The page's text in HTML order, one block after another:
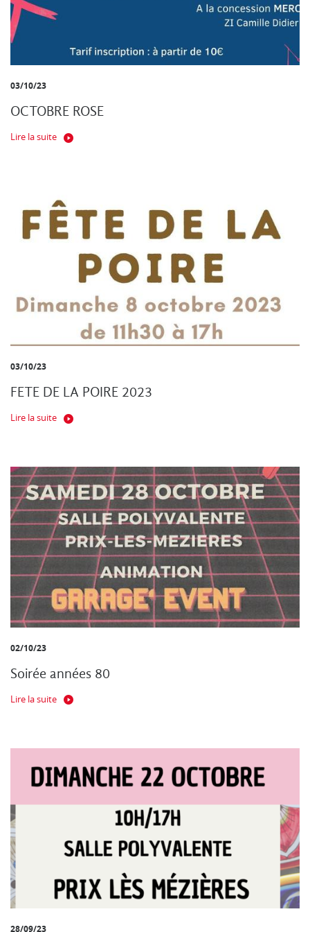
03/10/23
OCTOBRE ROSE
Lire la suite
03/10/23
FETE DE LA POIRE 2023
Lire la suite
02/10/23
Soirée années 80
Lire la suite
28/09/23